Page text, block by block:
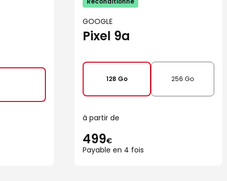
GOOGLE
Pixel 9a
128 Go 256 Go
à partir de
499€
Payable en 4 fois